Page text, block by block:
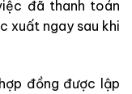
đã thanh toán
xuất ngay sau khi
đồng được lập